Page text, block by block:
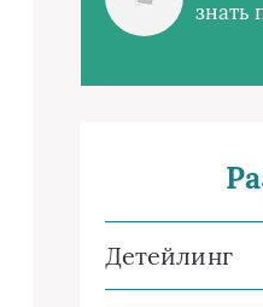
знать
Детейлинг